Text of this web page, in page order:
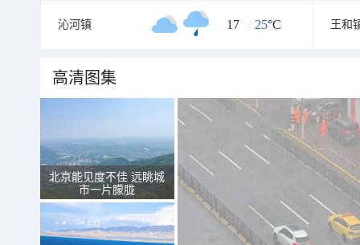
沁河镇 17 / 25°C 王和
高清图集
北京能见度不佳 远眺城
市一片朦胧